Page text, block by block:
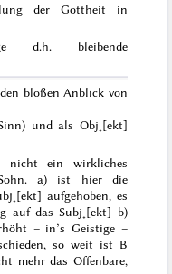
der Gottheit in
d.h. bleibende
bloßen Anblick von
und als Obj˖[ekt]
nicht ein wirkliches
a) ist hier die
aufgehoben, es
auf das Subj˖[ekt] b)
– in’s Geistige –
so weit ist B
mehr das Offenbare,